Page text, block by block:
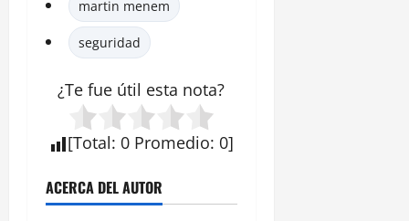
martin menem
seguridad
¿Te fue útil esta nota?
[Total: 0 Promedio: 0]
ACERCA DEL AUTOR